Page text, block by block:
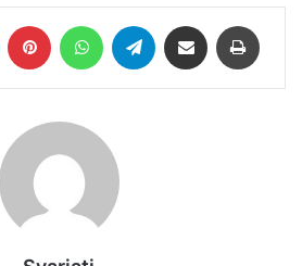
LinkedIn Pinterest WhatsAppTelegram Share via Email